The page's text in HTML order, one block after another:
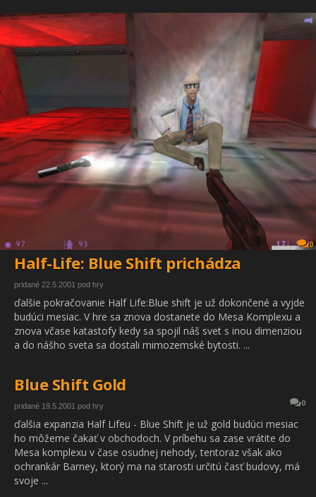
0
Half-Life: Blue Shift prichádza
pridané 22.5.2001 pod hry
ďalšie pokračovanie Half Life:Blue shift je už dokončené a vyjde
budúci mesiac. V hre sa znova dostanete do Mesa Komplexu a
znova včase katastofy kedy sa spojil náš svet s inou dimenziou
a do nášho sveta sa dostali mimozemské bytosti. ...
Blue Shift Gold
0
pridané 19.5.2001 pod hry
ďalšia expanzia Half Lifeu - Blue Shift je už gold budúci mesiac
ho môžeme čakať v obchodoch. V príbehu sa zase vrátite do
Mesa komplexu v čase osudnej nehody, tentoraz však ako
ochrankár Barney, ktorý ma na starosti určitú časť budovy, má
svoje ...